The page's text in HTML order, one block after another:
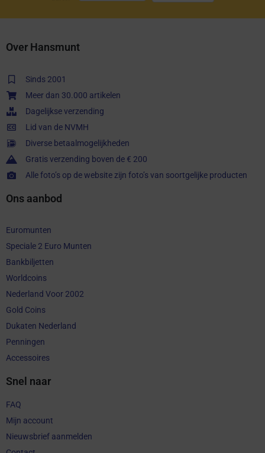
Over Hansmunt
Sinds 2001
Meer dan 30.000 artikelen
Dagelijkse verzending
Lid van de NVMH
Diverse betaalmogelijkheden
Gratis verzending boven de € 200
Alle foto’s op de website zijn foto’s van soortgelijke producten
Ons aanbod
Euromunten
Speciale 2 Euro Munten
Bankbiljetten
Worldcoins
Nederland Voor 2002
Gold Coins
Dukaten Nederland
Penningen
Accessoires
Snel naar
FAQ
Mijn account
Nieuwsbrief aanmelden